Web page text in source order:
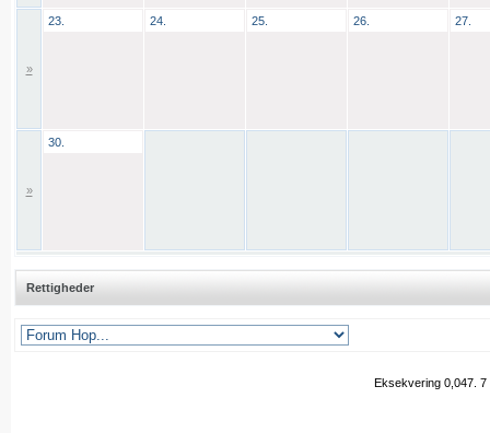
»
23. 24. 25. 26. 27.
»
30.
Rettigheder
Eksekvering 0,047. 7